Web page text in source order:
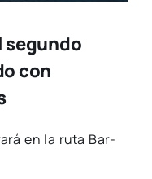
segundo
con
en la ruta Bar­­